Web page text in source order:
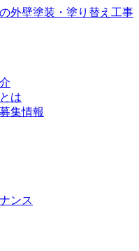
は
集情報
ンス